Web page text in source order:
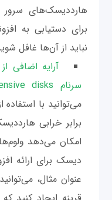
هارد‌دیسک‌های
برای دستیابی به
نباید از آن‌ها غافل
سرنام Redundant array of inexpensive disks :
امکان می‌دهد
دیسک برای ارائه